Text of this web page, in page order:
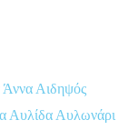
Άννα Αιδηψός
Αυλίδα Αυλωνάρι